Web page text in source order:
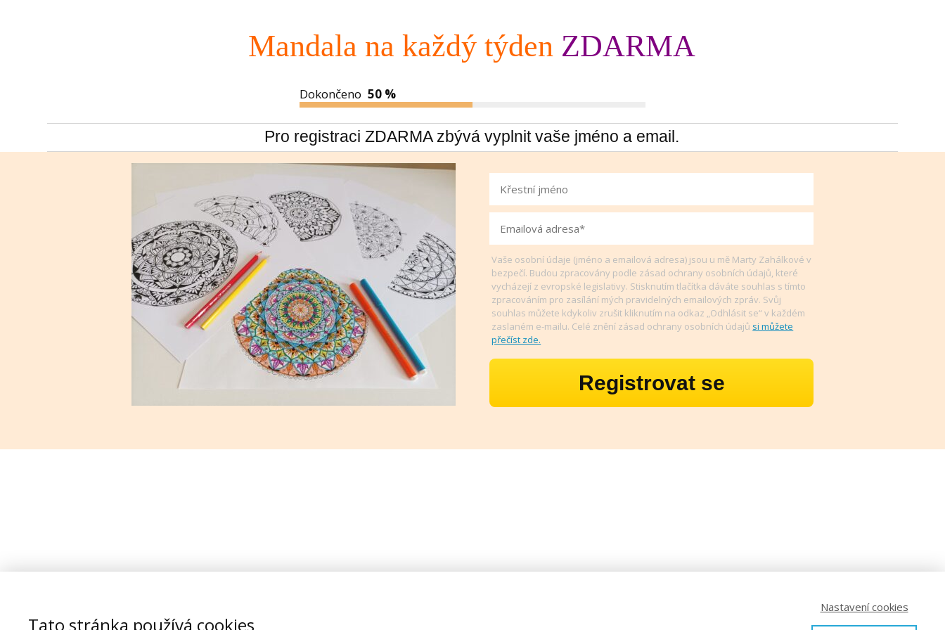
Mandala na každý týdenZDARMA
Dokončeno 50 %
Pro registraci ZDARMA zbývá vyplnit vaše jméno a email.
Vaše osobní údaje (jméno a emailová adresa) jsou u mě Marty Zahálkové v
bezpečí. Budou zpracovány podle zásad ochrany osobních údajů, které
vycházejí z evropské legislativy. Stisknutím tlačítka dáváte souhlas s tímto
zpracováním pro zasílání mých pravidelných emailových zpráv. Svůj
souhlas můžete kdykoliv zrušit kliknutím na odkaz „Odhlásit se“ v každém
zaslaném e-mailu. Celé znění zásad ochrany osobních údajů si můžete
přečíst zde.
Registrovat se
Tato stránka používá cookies
Nastavení cookies